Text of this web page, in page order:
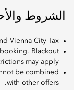
الشروط
Vienna City Tax.
Blackout
may apply.
be combined
with other offers.